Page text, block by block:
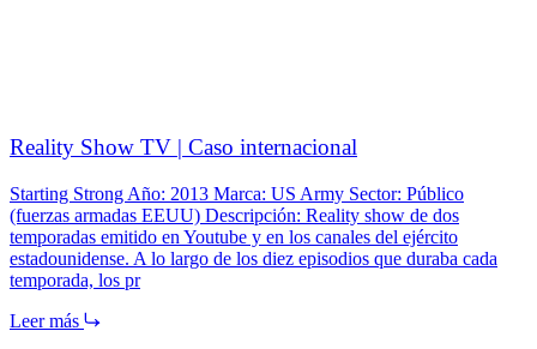
Reality Show TV | Caso internacional
Starting Strong Año: 2013 Marca: US Army Sector: Público
(fuerzas armadas EEUU) Descripción: Reality show de dos
temporadas emitido en Youtube y en los canales del ejército
estadounidense. A lo largo de los diez episodios que duraba cada
temporada, los pr
Leer más